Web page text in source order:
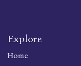
Explore
Home